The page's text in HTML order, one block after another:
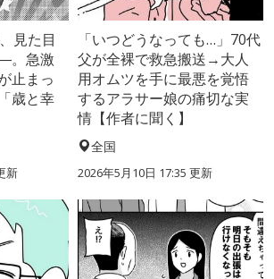
見た目
。急激
止まっ
歳と幸
新
「いつどうなっても…」70代
父が全裸で救急搬送→大人
用オムツを手に最悪を覚悟
するアラサー娘の痛切な実
情【作者に聞く】
全国
2026年5月10日 17:35 更新